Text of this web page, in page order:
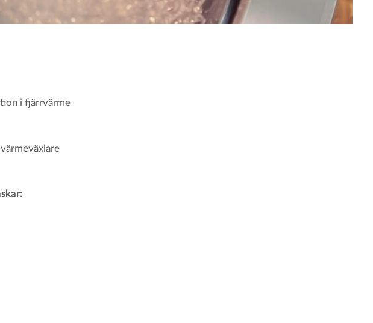
i fjärrvärme